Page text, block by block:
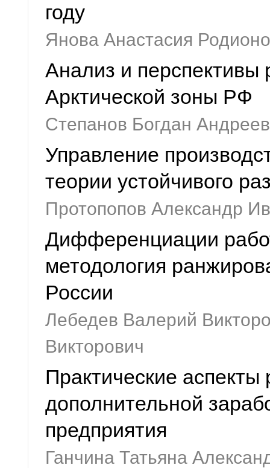
году
Янова Анастасия
Анализ и перспективы
Арктической зоны РФ
Степанов Богдан
Управление
теории устойчивого
Протопопов Александр
Дифференциации
методология
России
Лебедев Валерий
Викторович
Практические аспекты
дополнительной
предприятия
Ганчина Татьяна